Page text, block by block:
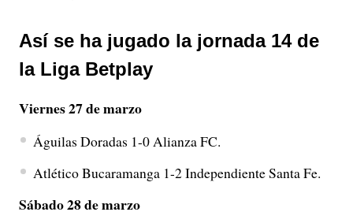
Así se ha jugado la jornada 14 de
la Liga Betplay
Viernes 27 de marzo
Águilas Doradas 1-0 Alianza FC.
Atlético Bucaramanga 1-2 Independiente Santa Fe.
Sábado 28 de marzo